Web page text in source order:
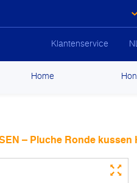
Klantenservice
Home
– Pluche Ronde kussen